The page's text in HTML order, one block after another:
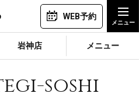
WEB予約
岩神店 メニュー
soshi